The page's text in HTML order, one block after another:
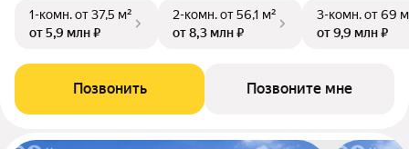
1-комн.от 37,5 м²
от 5,9 млн ₽
2-комн.от 56,1 м²
от 8,3 млн ₽
3-комн.от 69
от 9,9 млн ₽
Позвонить Позвоните мне